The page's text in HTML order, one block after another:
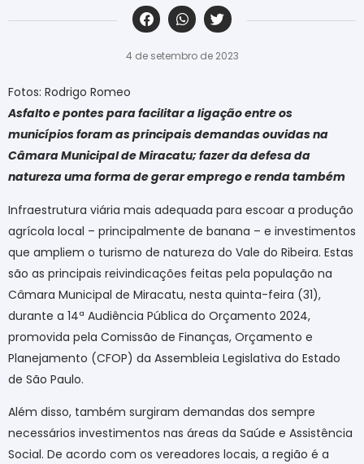
‎ ‎ ‎ ‎ ‎ ‎ ‎ ‎ ‎ ‎ ‎ ‎ ‎ ‎ ‎ ‎ ‎ ‎ ‎ ‎ ‎ ‎ ‎ ‎ ‎ ‎ ‎ ‎ ‎ ‎ ‎
4 de setembro de 2023
Fotos: Rodrigo Romeo
Asfalto e pontes para facilitar a ligação entre os
municípios foram as principais demandas ouvidas na
Câmara Municipal de Miracatu; fazer da defesa da
natureza uma forma de gerar emprego e renda também
Infraestrutura viária mais adequada para escoar a produção
agrícola local – principalmente de banana – e investimentos
que ampliem o turismo de natureza do Vale do Ribeira. Estas
são as principais reivindicações feitas pela população na
Câmara Municipal de Miracatu, nesta quinta-feira (31),
durante a 14ª Audiência Pública do Orçamento 2024,
promovida pela Comissão de Finanças, Orçamento e
Planejamento (CFOP) da Assembleia Legislativa do Estado
de São Paulo.
Além disso, também surgiram demandas dos sempre
necessários investimentos nas áreas da Saúde e Assistência
Social. De acordo com os vereadores locais, a região é a